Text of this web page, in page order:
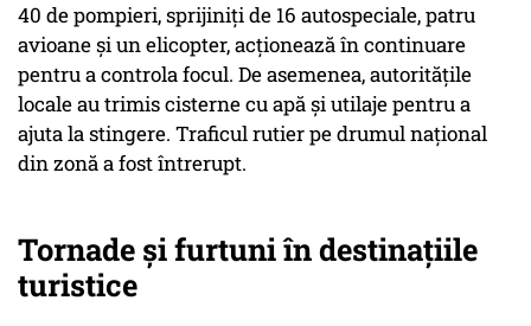
40 de pompieri, sprijiniți de 16 autospeciale, patru
avioane și un elicopter, acționează în continuare
pentru a controla focul. De asemenea, autoritățile
locale au trimis cisterne cu apă și utilaje pentru a
ajuta la stingere. Traficul rutier pe drumul național
din zonă a fost întrerupt.
Tornade și furtuni în destinațiile
turistice